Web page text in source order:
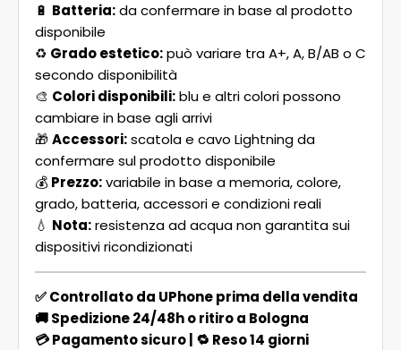
🔋 Batteria:da confermare in base al prodotto
disponibile
♻️ Grado estetico:può variare tra A+, A, B/AB o C
secondo disponibilità
🎨 Colori disponibili:blu e altri colori possono
cambiare in base agli arrivi
🎁 Accessori:scatola e cavo Lightning da
confermare sul prodotto disponibile
💰 Prezzo:variabile in base a memoria, colore,
grado, batteria, accessori e condizioni reali
💧 Nota:resistenza ad acqua non garantita sui
dispositivi ricondizionati
✅ Controllato da UPhone prima della vendita
🚚 Spedizione 24/48h o ritiro a Bologna
💳 Pagamento sicuro | 🔁 Reso 14 giorni